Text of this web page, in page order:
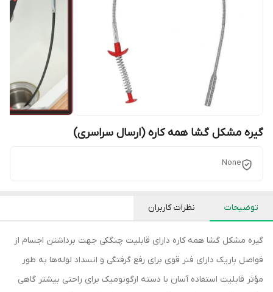
گیره مشکل گشا همه کاره (ارسال سراسری)
None
توضیحات نظرات کاربران
گیره مشکل گشا همه کاره دارای قابلیت چنگکی جهت برداشتن اجسام از
فواصل باریک دارای فنر قوی برای رفع گرفتگی و انسداد لوله‌ها به طور
مؤثر قابلیت استفاده آسان با دسته ارگونومیک برای راحتی بیشتر گاهی